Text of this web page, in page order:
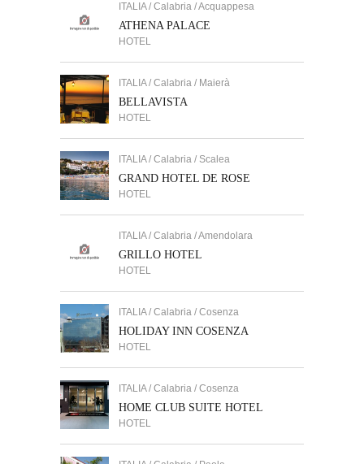
ITALIA / Calabria / Acquappesa
ATHENA PALACE
HOTEL
ITALIA / Calabria / Maierà
BELLAVISTA
HOTEL
ITALIA / Calabria / Scalea
GRAND HOTEL DE ROSE
HOTEL
ITALIA / Calabria / Amendolara
GRILLO HOTEL
HOTEL
ITALIA / Calabria / Cosenza
HOLIDAY INN COSENZA
HOTEL
ITALIA / Calabria / Cosenza
HOME CLUB SUITE HOTEL
HOTEL